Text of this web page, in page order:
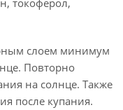
токоферол,
слоем минимум
Повторно
на солнце. Также
после купания.